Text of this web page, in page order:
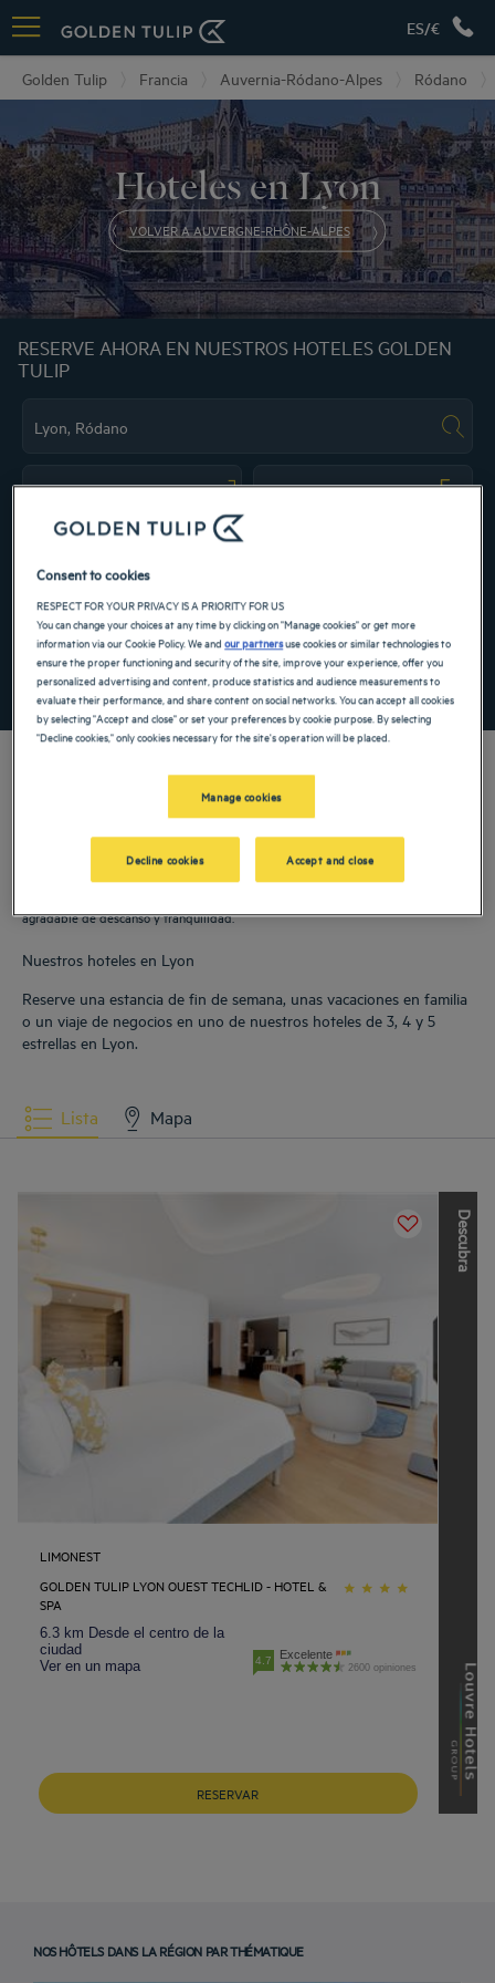
ES/€
Golden Tulip Francia Auvernia-Ródano-Alpes Ródano
Hoteles en Lyon
VOLVER A AUVERGNE-RHÔNE-ALPES
RESERVE AHORA EN NUESTROS HOTELES GOLDEN
TULIP
Navigate forward to interact with the calendar and select a date. Press the
ENCONTRAR UN HOTEL
Añadir un código especial
lo que está en nuestras manos para que su estancia le resulte lo más cómoda
agradable de descanso y tranquilidad.
Nuestros hoteles en Lyon
Reserve una estancia de fin de semana, unas vacaciones en familia
o un viaje de negocios en uno de nuestros hoteles de 3, 4 y 5
estrellas en Lyon.
Lista Mapa
LIMONEST
GOLDEN TULIP LYON OUEST TECHLID - HOTEL &
SPA
6.3 km Desde el centro de la
ciudad
Ver en un mapa
4.7 Excelente
2600 opiniones
RESERVAR
D
e
s
c
u
b
r
a
l
a
s
o
t
r
a
s
m
a
r
c
a
s
d
e
L
o
u
v
r
e
H
o
t
e
l
s
G
r
o
u
NOS HÔTELS DANS LA RÉGION PAR THÉMATIQUE
Consent to cookies
RESPECT FOR YOUR PRIVACY IS A PRIORITY FOR US
You can change your choices at any time by clicking on "Manage cookies" or get more
information via our Cookie Policy. We andour partnersuse cookies or similar technologies to
ensure the proper functioning and security of the site, improve your experience, offer you
personalized advertising and content, produce statistics and audience measurements to
evaluate their performance, and share content on social networks. You can accept all cookies
by selecting "Accept and close" or set your preferences by cookie purpose. By selecting
"Decline cookies," only cookies necessary for the site's operation will be placed.
Manage cookies
Decline cookies Accept and close